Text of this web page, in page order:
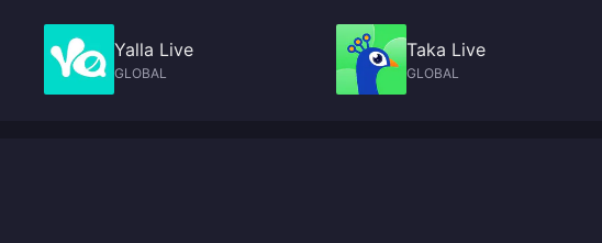
Yalla Live
GLOBAL
Taka Live
GLOBAL